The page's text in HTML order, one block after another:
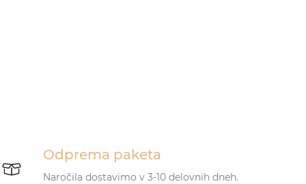
Odprema paketa
Naročila dostavimo v 3-10 delovnih dneh.